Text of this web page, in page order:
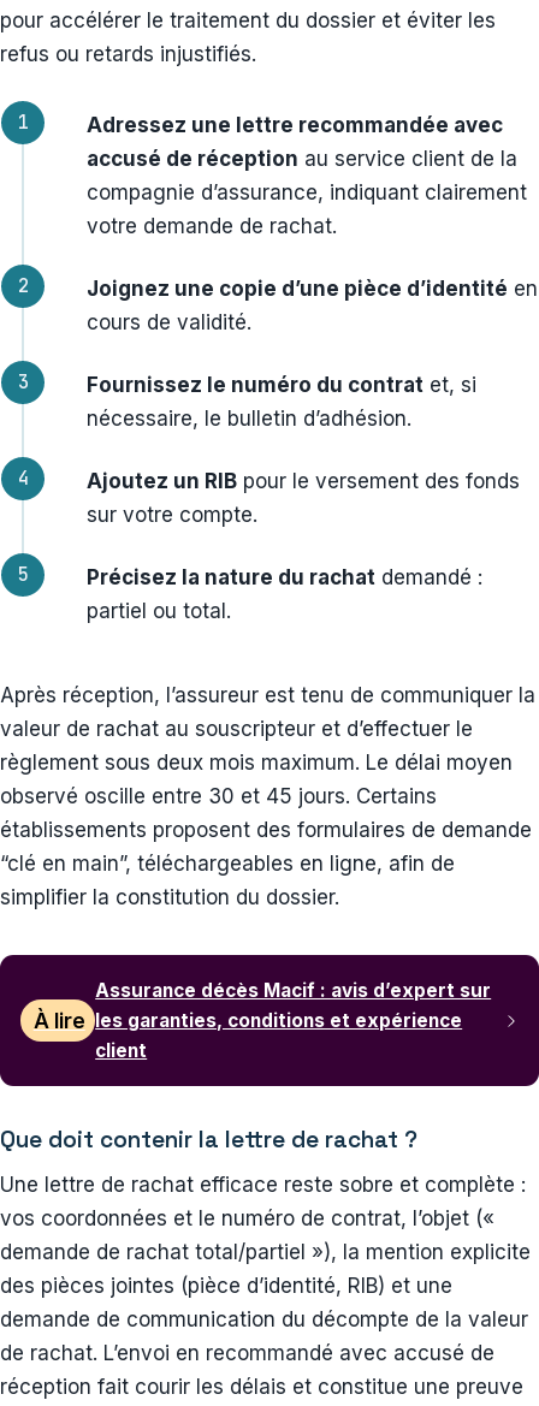
pour accélérer le traitement du dossier et éviter les
refus ou retards injustifiés.
Adressez une lettre recommandée avec
accusé de réception au service client de la
compagnie d’assurance, indiquant clairement
votre demande de rachat.
Joignez une copie d’une pièce d’identité en
cours de validité.
Fournissez le numéro du contrat et, si
nécessaire, le bulletin d’adhésion.
Ajoutez un RIB pour le versement des fonds
sur votre compte.
Précisez la nature du rachat demandé :
partiel ou total.
Après réception, l’assureur est tenu de communiquer la
valeur de rachat au souscripteur et d’effectuer le
règlement sous deux mois maximum. Le délai moyen
observé oscille entre 30 et 45 jours. Certains
établissements proposent des formulaires de demande
“clé en main”, téléchargeables en ligne, afin de
simplifier la constitution du dossier.
À lire
Assurance décès Macif : avis d’expert sur
les garanties, conditions et expérience
client
Que doit contenir la lettre de rachat ?
Une lettre de rachat efficace reste sobre et complète :
vos coordonnées et le numéro de contrat, l’objet («
demande de rachat total/partiel »), la mention explicite
des pièces jointes (pièce d’identité, RIB) et une
demande de communication du décompte de la valeur
de rachat. L’envoi en recommandé avec accusé de
réception fait courir les délais et constitue une preuve